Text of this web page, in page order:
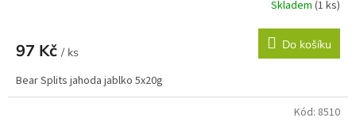
Skladem (1 ks)
97 Kč / ks
Do košíku
Bear Splits jahoda jablko 5x20g
Kód: 8510